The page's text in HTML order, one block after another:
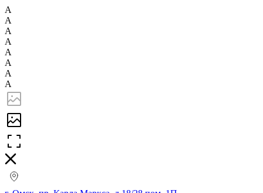
А
А
А
А
А
А
А
А